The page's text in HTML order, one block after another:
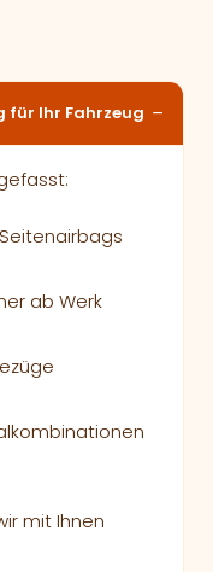
Ihr Fahrzeug
ab Werk
mit Ihnen